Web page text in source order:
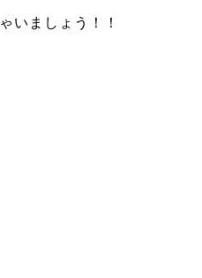
いましょう！！